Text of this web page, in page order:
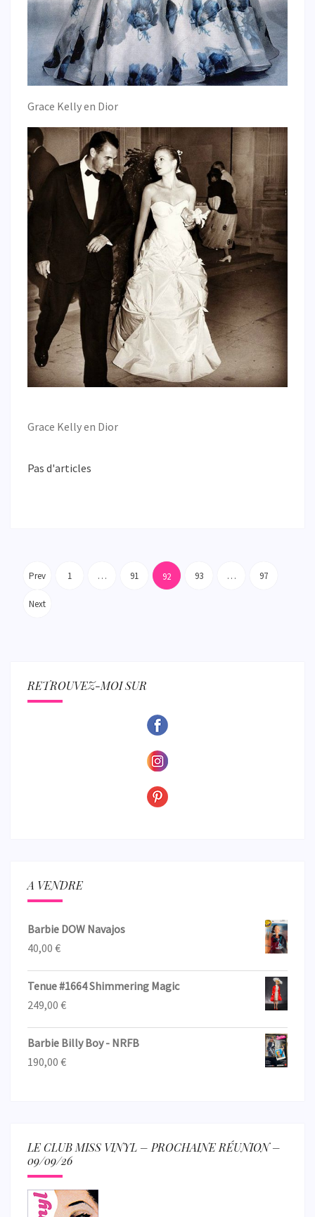
Grace Kelly en Dior
Grace Kelly en Dior
Pas d'articles
Pagination
des
publications
Prev 1 … 91 92 93 … 97
Next
RETROUVEZ-MOI SUR
A VENDRE
Barbie DOW Navajos
40,00 €
Tenue #1664 Shimmering Magic
249,00 €
Barbie Billy Boy - NRFB
190,00 €
LE CLUB MISS VINYL – PROCHAINE RÉUNION –
09/09/26